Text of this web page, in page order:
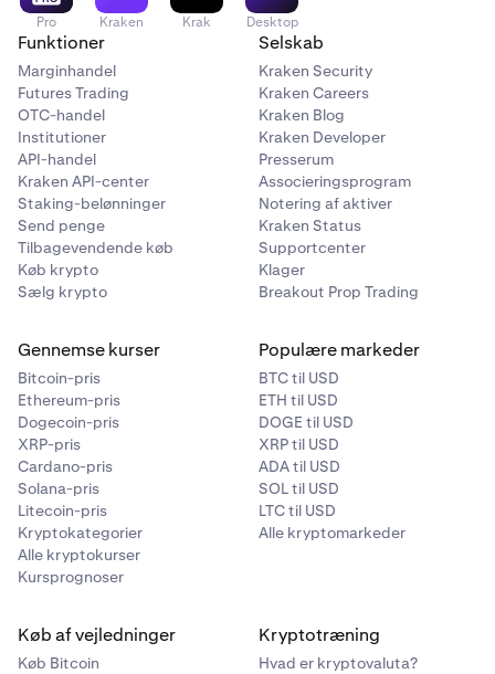
Pro Kraken Krak Desktop
Funktioner
Marginhandel
Futures Trading
OTC-handel
Institutioner
API-handel
Kraken API-center
Staking-belønninger
Send penge
Tilbagevendende køb
Køb krypto
Sælg krypto
Selskab
Kraken Security
Kraken Careers
Kraken Blog
Kraken Developer
Presserum
Associeringsprogram
Notering af aktiver
Kraken Status
Supportcenter
Klager
Breakout Prop Trading
Gennemse kurser
Bitcoin-pris
Ethereum-pris
Dogecoin-pris
XRP-pris
Cardano-pris
Solana-pris
Litecoin-pris
Kryptokategorier
Alle kryptokurser
Kursprognoser
Populære markeder
BTC til USD
ETH til USD
DOGE til USD
XRP til USD
ADA til USD
SOL til USD
LTC til USD
Alle kryptomarkeder
Køb af vejledninger
Køb Bitcoin
Kryptotræning
Hvad er kryptovaluta?